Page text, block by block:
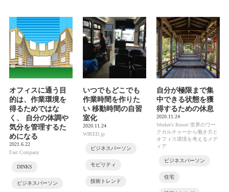
オフィスに通う目
的は、作業環境を
得るためではな
く、 自分の体調や
気分を管理するた
めになる
2021.6.22
Fast Company
DINKS
ビジネスパーソン
いつでもどこでも
作業時間を作りた
い 移動時間の自習
室化
2020.11.24
WIRED.jp
ビジネスパーソン
モビリティ
技術トレンド
自分が極限まで集
中できる状態を獲
得するための休息
2020.11.24
Worker's Resort 世界のワー
クカルチャーから働き方と
オフィス環境を考えるメデ
ィア
ビジネスパーソン
住宅